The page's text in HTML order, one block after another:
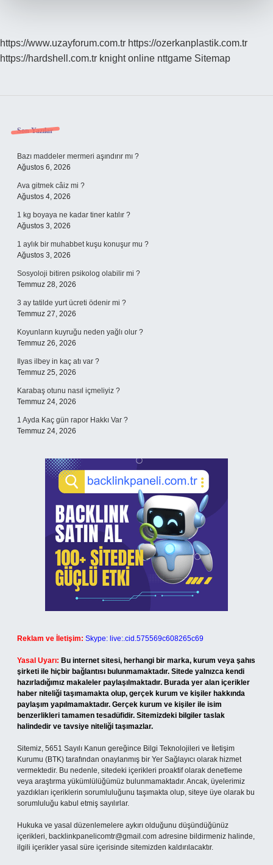
https://www.uzayforum.com.tr https://ozerkanplastik.com.tr
https://hardshell.com.tr knight online nttgame Sitemap
Sidebar
Son Yazılar
Bazı maddeler mermeri aşındırır mı ?
Ağustos 6, 2026
Ava gitmek câiz mi ?
Ağustos 4, 2026
1 kg boyaya ne kadar tiner katılır ?
Ağustos 3, 2026
1 aylık bir muhabbet kuşu konuşur mu ?
Ağustos 3, 2026
Sosyoloji bitiren psikolog olabilir mi ?
Temmuz 28, 2026
3 ay tatilde yurt ücreti ödenir mi ?
Temmuz 27, 2026
Koyunların kuyruğu neden yağlı olur ?
Temmuz 26, 2026
Ilyas ilbey in kaç atı var ?
Temmuz 25, 2026
Karabaş otunu nasıl içmeliyiz ?
Temmuz 24, 2026
1 Ayda Kaç gün rapor Hakkı Var ?
Temmuz 24, 2026
Reklam ve İletişim: Skype: live:.cid.575569c608265c69
Yasal Uyarı: Bu internet sitesi, herhangi bir marka, kurum veya şahıs
şirketi ile hiçbir bağlantısı bulunmamaktadır. Sitede yalnızca kendi
hazırladığımız makaleler paylaşılmaktadır. Burada yer alan içerikler
haber niteliği taşımamakta olup, gerçek kurum ve kişiler hakkında
paylaşım yapılmamaktadır. Gerçek kurum ve kişiler ile isim
benzerlikleri tamamen tesadüfidir. Sitemizdeki bilgiler taslak
halindedir ve tavsiye niteliği taşımazlar.
Sitemiz, 5651 Sayılı Kanun gereğince Bilgi Teknolojileri ve İletişim
Kurumu (BTK) tarafından onaylanmış bir Yer Sağlayıcı olarak hizmet
vermektedir. Bu nedenle, sitedeki içerikleri proaktif olarak denetleme
veya araştırma yükümlülüğümüz bulunmamaktadır. Ancak, üyelerimiz
yazdıkları içeriklerin sorumluluğunu taşımakta olup, siteye üye olarak bu
sorumluluğu kabul etmiş sayılırlar.
Hukuka ve yasal düzenlemelere aykırı olduğunu düşündüğünüz
içerikleri, backlinkpanelicomtr@gmail.com adresine bildirmeniz halinde,
ilgili içerikler yasal süre içerisinde sitemizden kaldırılacaktır.